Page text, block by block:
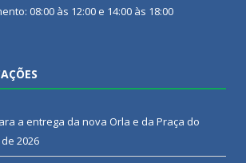
08:00 às 12:00 e 14:00 às 18:00
a entrega da nova Orla e da Praça do
2026